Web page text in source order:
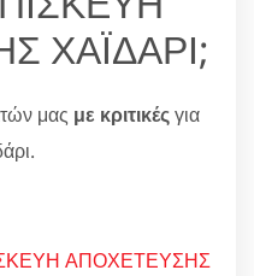
ΧΑΪΔΑΡΙ;
μας με κριτικέςγια
ΑΠΟΧΕΤΕΥΣΗΣ